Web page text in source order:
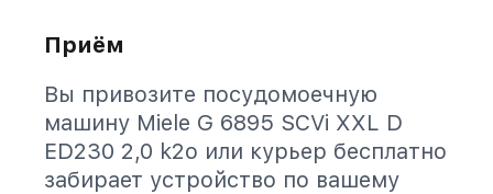
Приём
Вы привозите посудомоечную
машину Miele G 6895 SCVi XXL D
ED230 2,0 k2o или курьер бесплатно
забирает устройство по вашему